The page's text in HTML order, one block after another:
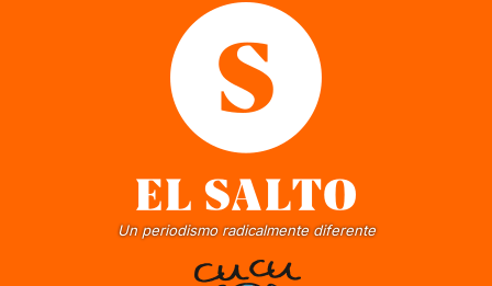
Un periodismo radicalmente diferente